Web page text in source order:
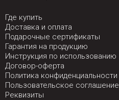
Где купить
Доставка и оплата
Подарочные сертификаты
Гарантия на продукцию
Инструкция по использованию
Договор-оферта
Политика конфиденциальности
Пользовательское соглашение
Реквизиты